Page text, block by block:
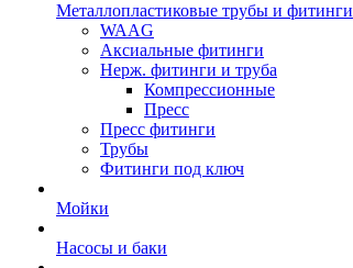
Металлопластиковые трубы и фитинги
WAAG
Аксиальные фитинги
Нерж. фитинги и труба
Компрессионные
Пресс
Пресс фитинги
Трубы
Фитинги под ключ
Мойки
Насосы и баки